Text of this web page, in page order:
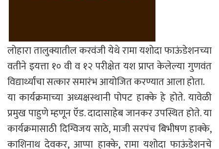
लोहारा तालुक्यातील करवंजी येथे रामा यशोदा फाऊंडेशनच्या
वतीने इयत्ता १० वी व १२ परीक्षेत यश प्राप्त केलेल्या गुणवंत
विद्यार्थ्यांचा सत्कार समारंभ आयोजित करण्यात आला होता.
या कार्यक्रमाच्या अध्यक्षस्थानी पोपट हाक्के हे होते. यावेळी
प्रमुख पाहुणे म्हणून ऍड. दादासाहेब जानकर उपस्थित होते. या
कार्यक्रमासाठी दिग्विजय साठे, माजी सरपंच बिभीषण हाक्के,
काशिनाथ देवकर, आप्पा हाक्के, रामा यशोदा फाऊंडेशनचे